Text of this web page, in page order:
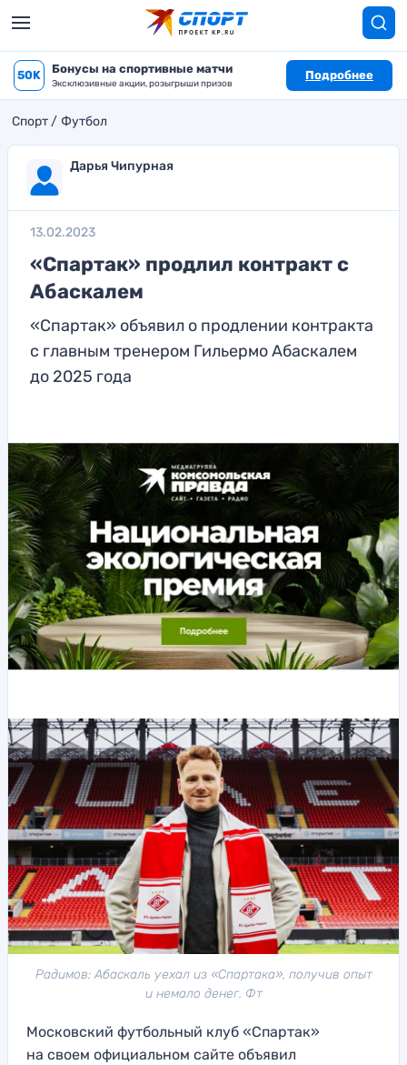
50K Бонусы на спортивные матчи
Эксклюзивные акции, розыгрыши призов
Подробнее
Спорт Футбол
Дарья Чипурная
13.02.2023
«Спартак» продлил контракт с
Абаскалем
«Спартак» объявил о продлении контракта
с главным тренером Гильермо Абаскалем
до 2025 года
Радимов: Абаскаль уехал из «Спартака», получив опыт
и немало денег. Фт
Московский футбольный клуб «Спартак»
на своем официальном сайте объявил